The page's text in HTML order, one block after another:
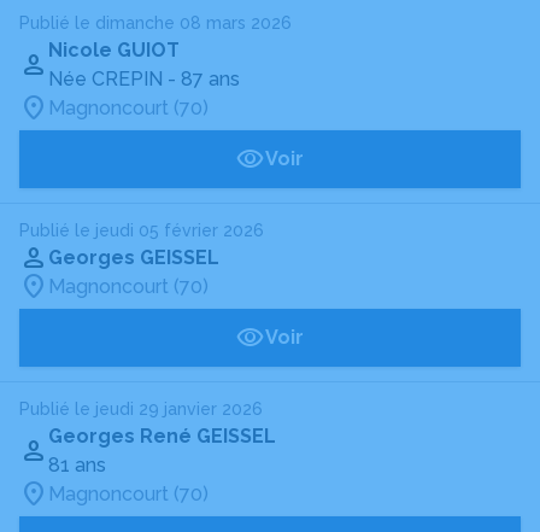
Publié le dimanche 08 mars 2026
Nicole GUIOT
Née CREPIN - 87 ans
Magnoncourt (70)
Voir
Publié le jeudi 05 février 2026
Georges GEISSEL
Magnoncourt (70)
Voir
Publié le jeudi 29 janvier 2026
Georges René GEISSEL
81 ans
Magnoncourt (70)